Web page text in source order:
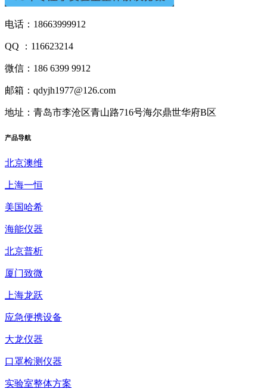
电话：18663999912
QQ ：116623214
微信：186 6399 9912
邮箱：qdyjh1977@126.com
地址：青岛市李沧区青山路716号海尔鼎世华府B区
产品导航
北京澳维
上海一恒
美国哈希
海能仪器
北京普析
厦门致微
上海龙跃
应急便携设备
大龙仪器
口罩检测仪器
实验室整体方案